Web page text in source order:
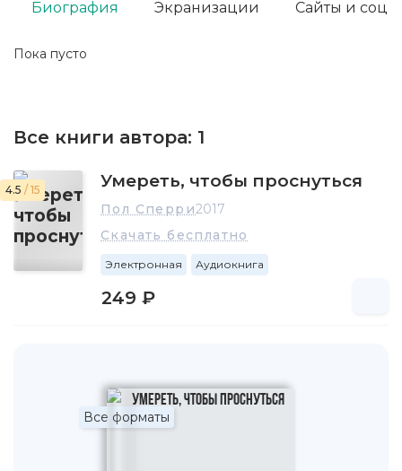
Пока пусто
Биография Экранизации Сайты и соц.
Все книги автора: 1
4.5 / 15 Умереть, чтобы проснуться
Пол Сперри2017
Скачать бесплатно
Электронная Аудиокнига
249 ₽
Все форматы